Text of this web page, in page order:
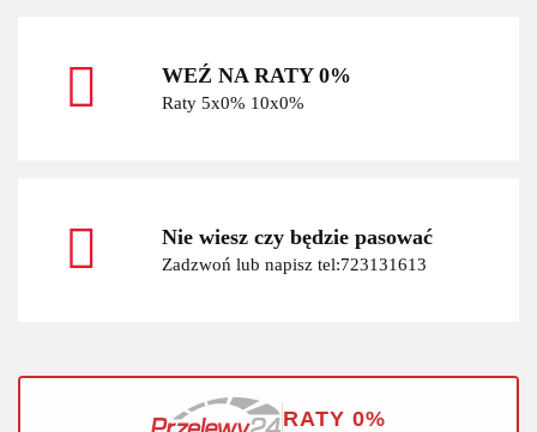
WEŹ NA RATY 0%
Raty 5x0% 10x0%
Nie wiesz czy będzie pasować
Zadzwoń lub napisz tel:723131613
RATY 0%